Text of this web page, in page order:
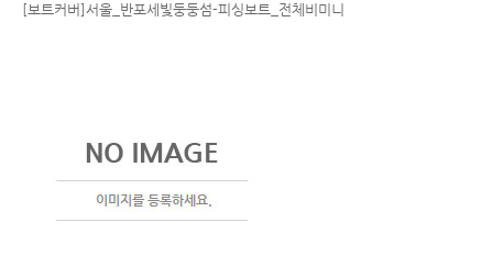
[보트커버]서울_반포세빛둥둥섬-피싱보트_전체비미니